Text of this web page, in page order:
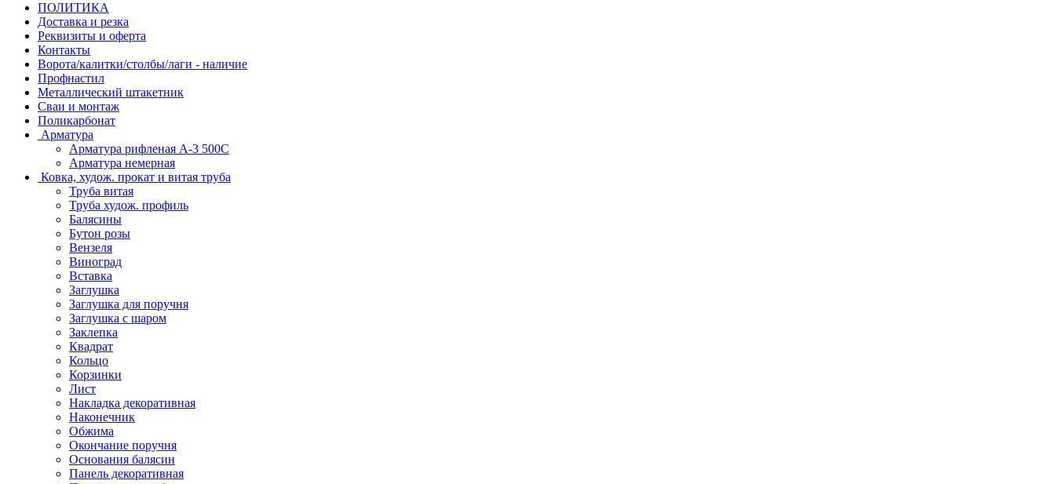
ПОЛИТИКА
Доставка и резка
Реквизиты и оферта
Контакты
Ворота/калитки/столбы/лаги - наличие
Профнастил
Металлический штакетник
Сваи и монтаж
Поликарбонат
Арматура
Арматура рифленая А-3 500С
Арматура немерная
Ковка, худож. прокат и витая труба
Труба витая
Труба худож. профиль
Балясины
Бутон розы
Вензеля
Виноград
Вставка
Заглушка
Заглушка для поручня
Заглушка с шаром
Заклепка
Квадрат
Кольцо
Корзинки
Лист
Накладка декоративная
Наконечник
Обжима
Окончание поручня
Основания балясин
Панель декоративная